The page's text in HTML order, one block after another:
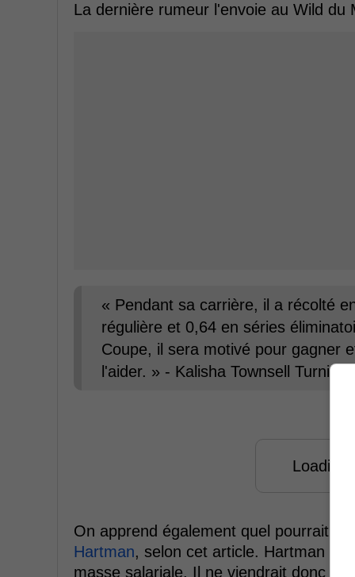
La dernière rumeur l'envoie au Wild du
« Pendant sa carrière, il a récolté
régulière et 0,64 en séries
Coupe, il sera motivé pour gagner
l'aider. » - Kalisha Townsell
Loading
On apprend également quel pourrait
Hartman, selon cet article. Hartman ne
masse salariale. Il ne viendrait donc